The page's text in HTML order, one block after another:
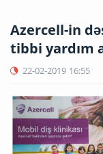
Azercell-in
tibbi yardım
22-02-2019 16:55